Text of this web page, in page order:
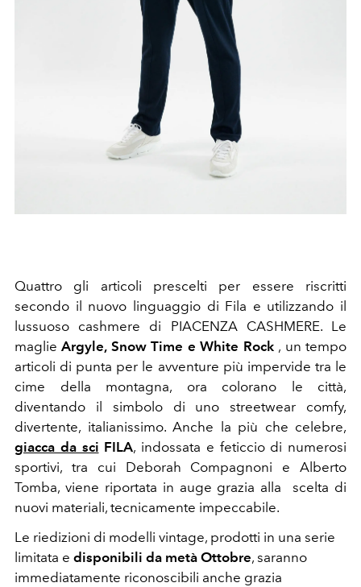
Quattro gli articoli prescelti per essere riscritti
secondo il nuovo linguaggio di Fila e utilizzando il
lussuoso cashmere di PIACENZA CASHMERE. Le
maglieArgyle, Snow Time e White Rock, un tempo
articoli di punta per le avventure più impervide tra le
cime della montagna, ora colorano le città,
diventando il simbolo di uno streetwear comfy,
divertente, italianissimo. Anche la più che celebre,
giacca da sci FILA, indossata e feticcio di numerosi
sportivi, tra cui Deborah Compagnoni e Alberto
Tomba, viene riportata in auge grazia alla scelta di
nuovi materiali, tecnicamente impeccabile.
Le riedizioni di modelli vintage, prodotti in una serie
limitata e disponibili da metà Ottobre, saranno
immediatamente riconoscibili anche grazia